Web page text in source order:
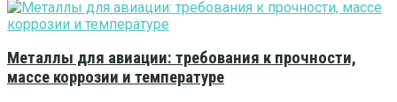
Металлы для авиации: требования к прочности,
массе коррозии и температуре